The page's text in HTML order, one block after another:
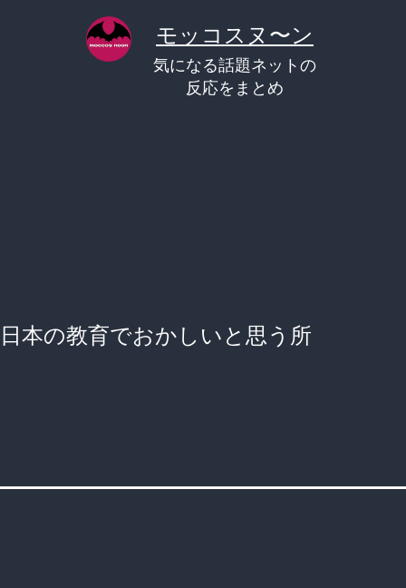
モッコスヌ〜ン
気になる話題ネットの
反応をまとめ
日本の教育でおかしいと思う所